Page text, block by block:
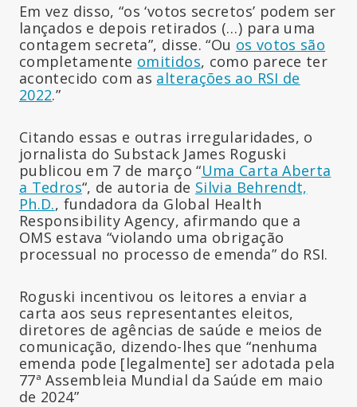
Em vez disso, “os ‘votos secretos’ podem ser
lançados e depois retirados (…) para uma
contagem secreta”, disse. “Ou os votos são
completamente omitidos, como parece ter
acontecido com as alterações ao RSI de
2022.”
Citando essas e outras irregularidades, o
jornalista do Substack James Roguski
publicou em 7 de março “Uma Carta Aberta
a Tedros“, de autoria de Silvia Behrendt,
Ph.D., fundadora da Global Health
Responsibility Agency, afirmando que a
OMS estava “violando uma obrigação
processual no processo de emenda” do RSI.
Roguski incentivou os leitores a enviar a
carta aos seus representantes eleitos,
diretores de agências de saúde e meios de
comunicação, dizendo-lhes que “nenhuma
emenda pode [legalmente] ser adotada pela
77ª Assembleia Mundial da Saúde em maio
de 2024”